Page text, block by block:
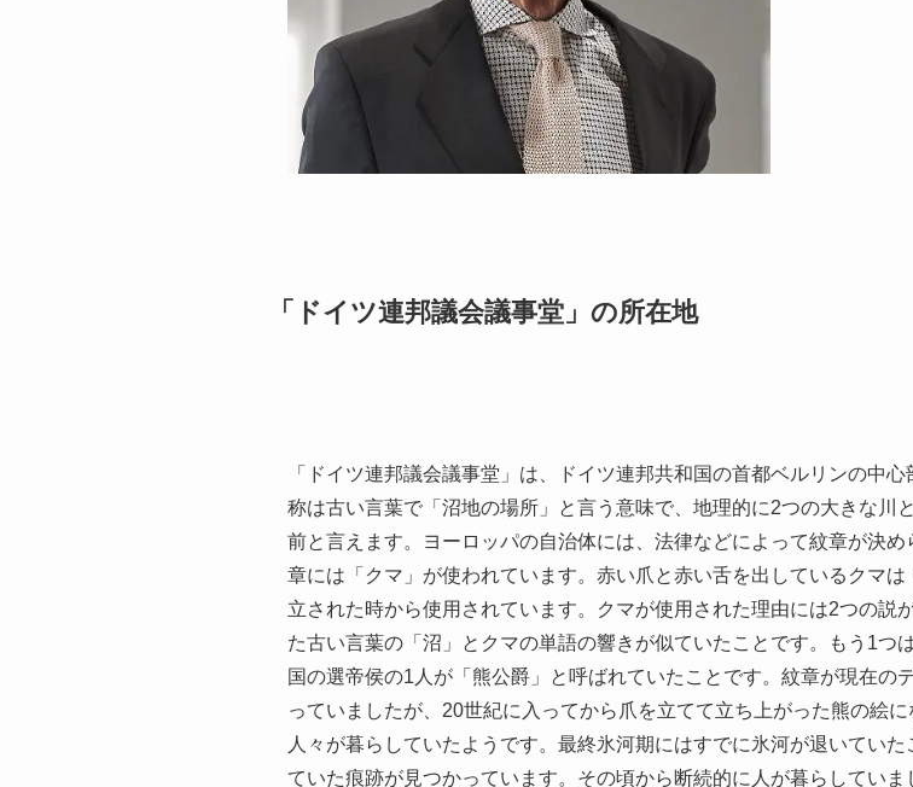
「ドイツ連邦議会議事堂」の所在地
「ドイツ連邦議会議事堂」は、ドイツ連邦共和国の首都ベルリンの中
称は古い言葉で「沼地の場所」と言う意味で、地理的に2つの大きな川
前と言えます。ヨーロッパの自治体には、法律などによって紋章が決
章には「クマ」が使われています。赤い爪と赤い舌を出しているクマ
立された時から使用されています。クマが使用された理由には2つの説
た古い言葉の「沼」とクマの単語の響きが似ていたことです。もう1つ
国の選帝侯の1人が「熊公爵」と呼ばれていたことです。紋章が現在の
っていましたが、20世紀に入ってから爪を立てて立ち上がった熊の絵
人々が暮らしていたようです。最終氷河期にはすでに氷河が退いてい
ていた痕跡が見つかっています。その頃から断続的に人が暮らしてい